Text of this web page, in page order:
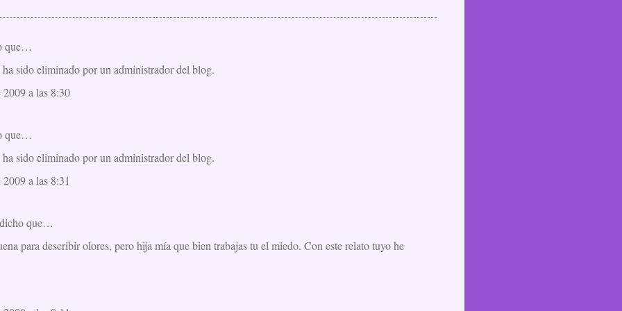
que…
sido eliminado por un administrador del blog.
2009 a las 8:30
que…
sido eliminado por un administrador del blog.
a las 8:31
que…
para describir olores, pero hija mía que bien trabajas tu el miedo. Con este relato tuyo he